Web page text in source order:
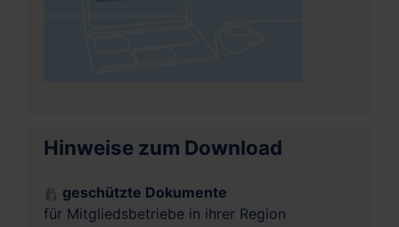
Hinweise zum Download
geschützte Dokumente
für Mitgliedsbetriebe in ihrer Region